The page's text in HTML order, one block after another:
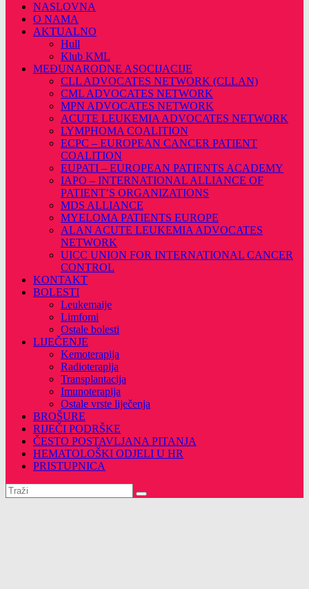
stranicu
NASLOVNA
O NAMA
AKTUALNO
Hull
Klub KML
MEĐUNARODNE ASOCIJACIJE
CLL ADVOCATES NETWORK (CLLAN)
CML ADVOCATES NETWORK
MPN ADVOCATES NETWORK
ACUTE LEUKEMIA ADVOCATES NETWORK
LYMPHOMA COALITION
ECPC – EUROPEAN CANCER PATIENT
COALITION
EUPATI – EUROPEAN PATIENTS ACADEMY
IAPO – INTERNATIONAL ALLIANCE OF
PATIENT’S ORGANIZATIONS
MDS ALLIANCE
MYELOMA PATIENTS EUROPE
ALAN ACUTE LEUKEMIA ADVOCATES
NETWORK
UICC UNION FOR INTERNATIONAL CANCER
CONTROL
KONTAKT
BOLESTI
Leukemaije
Limfomi
Ostale bolesti
LIJEČENJE
Kemoterapija
Radioterapija
Transplantacija
Imunoterapija
Ostale vrste liječenja
BROŠURE
RIJEČI PODRŠKE
ČESTO POSTAVLJANA PITANJA
HEMATOLOŠKI ODJELI U HR
PRISTUPNICA